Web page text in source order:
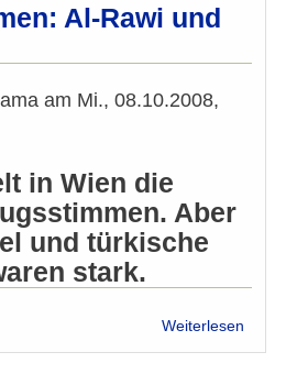
Al-Rawi und
am Mi., 08.10.2008,
in Wien die
Aber
und türkische
stark.
Weiterlesen